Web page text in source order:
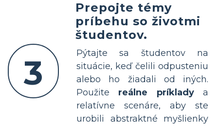
3
Prepojte témy
príbehu so životmi
študentov.
Pýtajte sa študentov na
situácie, keď čelili odpusteniu
alebo ho žiadali od iných.
Použite reálne príkladya
relatívne scenáre, aby ste
urobili abstraktné myšlienky